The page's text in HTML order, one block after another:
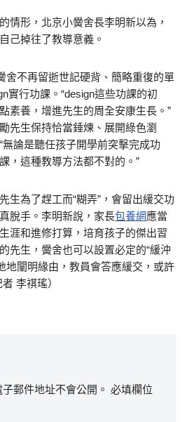
情形，北京小黌舍長李明新以為，
己掉往了教導意義。
舍不再留逝世記硬背、簡略重復的單
實行功課。“design這些功課的初
素養，增進先生的周全安康生長。”
先生保持恰當錘煉、展開綠色瀏
論是聽任孩子開學前突擊完成功
，這種教導方法都不對的。”
生為了趕工而“糊弄”，會留出緩交功
脫手。李明新說，家長包養網應當
涯和進修打算，培育孩子的傑出習
先生，黌舍也可以設置必定的“緩沖
地闡明緣由，教員會答應緩交，或許
李祺瑤）
郵件地址不會公開。 必填欄位